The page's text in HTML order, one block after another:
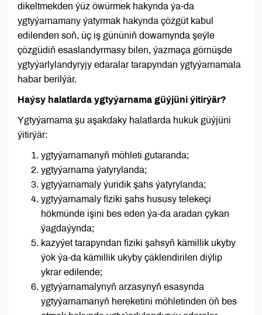
dikeltmekden ýüz öwürmek hakynda ýa-da
ygtyýarnamany ýatyrmak hakynda çözgüt kabul
edilenden soň, üç iş gününiň dowamynda şeýle
çözgüdiň esaslandyrmasy bilen, ýazmaça görnüşde
ygtyýarlylandyryjy edaralar tarapyndan ygtyýarnamala
habar berilýär.
Haýsy halatlarda ygtyýarnama güýjüni ýitirýär?
Ygtyýarnama şu aşakdaky halatlarda hukuk güýjüni
ýitirýär:
ygtyýarnamanyň möhleti gutaranda;
ygtyýarnama ýatyrylanda;
ygtyýarnamaly ýuridik şahs ýatyrylanda;
ygtyýarnamaly fiziki şahs hususy telekeçi
hökmünde işini bes eden ýa-da aradan çykan
ýagdaýynda;
kazyýet tarapyndan fiziki şahsyň kämillik ukyby
ýok ýa-da kämillik ukyby çäklendirilen diýlip
ykrar edilende;
ygtyýarnamalynyň arzasynyň esasynda
ygtyýarnamanyň hereketini möhletinden öň bes